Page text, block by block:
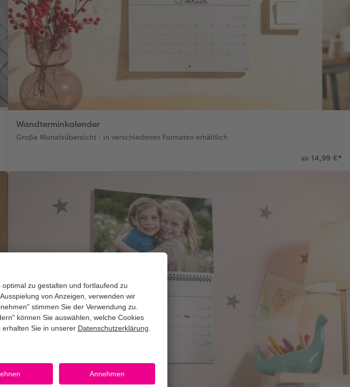
Wandterminkalender
Große Monatsübersicht - in verschiedenen Formaten erhältlich
ab 14,99 €*